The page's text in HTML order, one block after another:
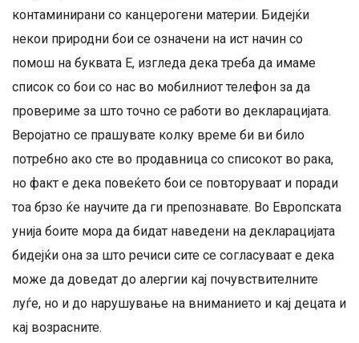
контаминирани со канцерогени материи. Бидејќи
некои природни бои се означени на ист начин со
помош на буквата Е, изгледа дека треба да имаме
список со бои со нас во мобилниот телефон за да
провериме за што точно се работи во декларацијата.
Веројатно се прашувате колку време би ви било
потребно ако сте во продавница со списокот во рака,
но факт е дека повеќето бои се повторуваат и поради
тоа брзо ќе научите да ги препознавате. Во Европската
унија боите мора да бидат наведени на декларацијата
бидејќи она за што речиси сите се согласуваат е дека
може да доведат до алергии кај почувствителните
луѓе, но и до нарушување на вниманието и кај децата и
кај возрасните.